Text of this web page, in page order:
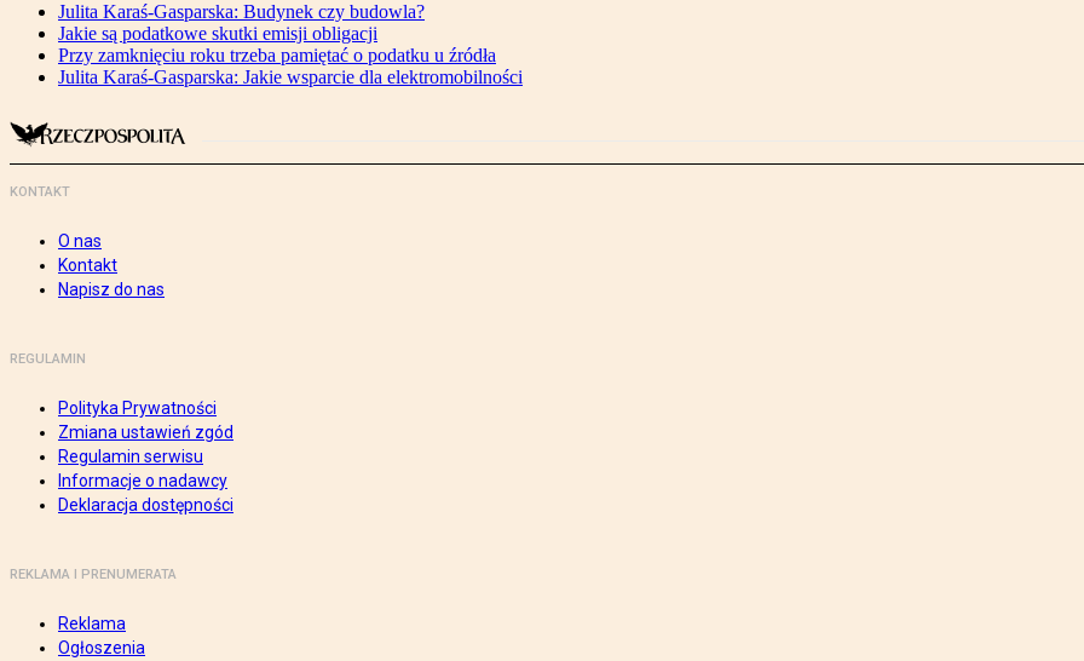
Julita Karaś-Gasparska: Budynek czy budowla?
Jakie są podatkowe skutki emisji obligacji
Przy zamknięciu roku trzeba pamiętać o podatku u źródła
Julita Karaś-Gasparska: Jakie wsparcie dla elektromobilności
KONTAKT
O nas
Kontakt
Napisz do nas
REGULAMIN
Polityka Prywatności
Zmiana ustawień zgód
Regulamin serwisu
Informacje o nadawcy
Deklaracja dostępności
REKLAMA I PRENUMERATA
Reklama
Ogłoszenia